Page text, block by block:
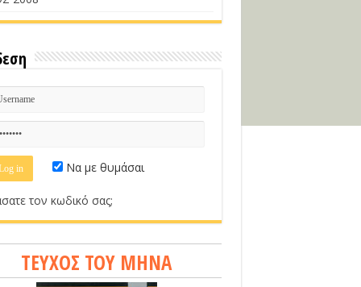
Να με θυμάσαι
τον κωδικό σας;
ΤΕΥΧΟΣ ΤΟΥ ΜΗΝΑ